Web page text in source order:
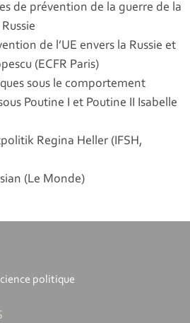
de prévention de la guerre de la
de l’UE envers la Russie et
(ECFR Paris)
sous le comportement
Poutine I et Poutine II Isabelle
Regina Heller (IFSH,
(Le Monde)
politique